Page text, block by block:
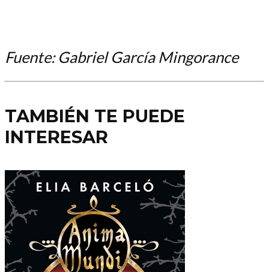
Fuente: Gabriel García Mingorance
TAMBIÉN TE PUEDE
INTERESAR